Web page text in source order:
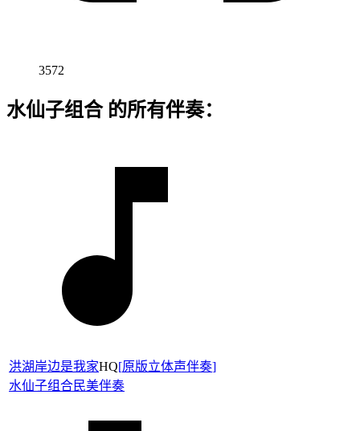
3572
水仙子组合 的所有伴奏：
洪湖岸边是我家HQ[原版立体声伴奏]
水仙子组合民美伴奏